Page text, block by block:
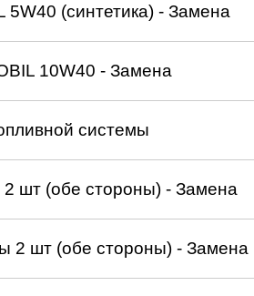
(синтетика) - Замена
10W40 - Замена
системы
шт (обе стороны) - Замена
2 шт (обе стороны) - Замена